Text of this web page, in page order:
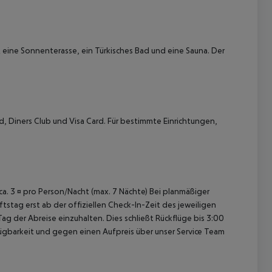
Sonnenterasse, ein Türkisches Bad und eine Sauna. Der
Club und Visa Card. Für bestimmte Einrichtungen,
3 ¤ pro Person/Nacht (max. 7 Nächte) Bei planmäßiger
erst ab der offiziellen Check-In-Zeit des jeweiligen
der Abreise einzuhalten. Dies schließt Rückflüge bis 3:00
und gegen einen Aufpreis über unser Service Team